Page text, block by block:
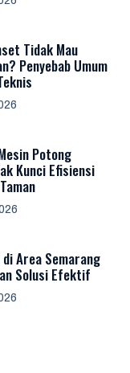
Tidak Mau
Penyebab Umum
Potong
Kunci Efisiensi
Area Semarang
Solusi Efektif